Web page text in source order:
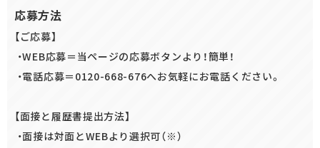
応募方法
【ご応募】
・WEB応募＝当ページの応募ボタンより！簡単！
・電話応募＝0120-668-676へお気軽にお電話ください。
【面接と履歴書提出方法】
・面接は対面とWEBより選択可（※）